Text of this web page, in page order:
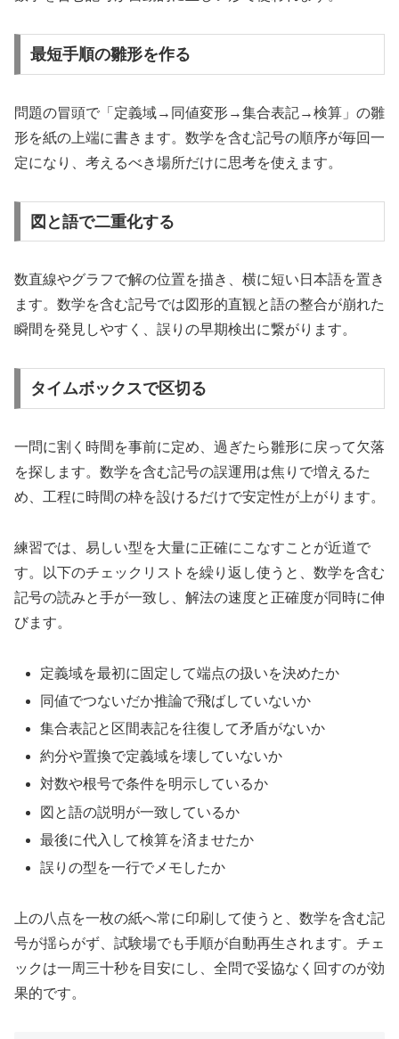
最短手順の雛形を作る
問題の冒頭で「定義域→同値変形→集合表記→検算」の雛
形を紙の上端に書きます。数学を含む記号の順序が毎回一
定になり、考えるべき場所だけに思考を使えます。
図と語で二重化する
数直線やグラフで解の位置を描き、横に短い日本語を置き
ます。数学を含む記号では図形的直観と語の整合が崩れた
瞬間を発見しやすく、誤りの早期検出に繋がります。
タイムボックスで区切る
一問に割く時間を事前に定め、過ぎたら雛形に戻って欠落
を探します。数学を含む記号の誤運用は焦りで増えるた
め、工程に時間の枠を設けるだけで安定性が上がります。
練習では、易しい型を大量に正確にこなすことが近道で
す。以下のチェックリストを繰り返し使うと、数学を含む
記号の読みと手が一致し、解法の速度と正確度が同時に伸
びます。
定義域を最初に固定して端点の扱いを決めたか
同値でつないだか推論で飛ばしていないか
集合表記と区間表記を往復して矛盾がないか
約分や置換で定義域を壊していないか
対数や根号で条件を明示しているか
図と語の説明が一致しているか
最後に代入して検算を済ませたか
誤りの型を一行でメモしたか
上の八点を一枚の紙へ常に印刷して使うと、数学を含む記
号が揺らがず、試験場でも手順が自動再生されます。チェ
ックは一周三十秒を目安にし、全問で妥協なく回すのが効
果的です。